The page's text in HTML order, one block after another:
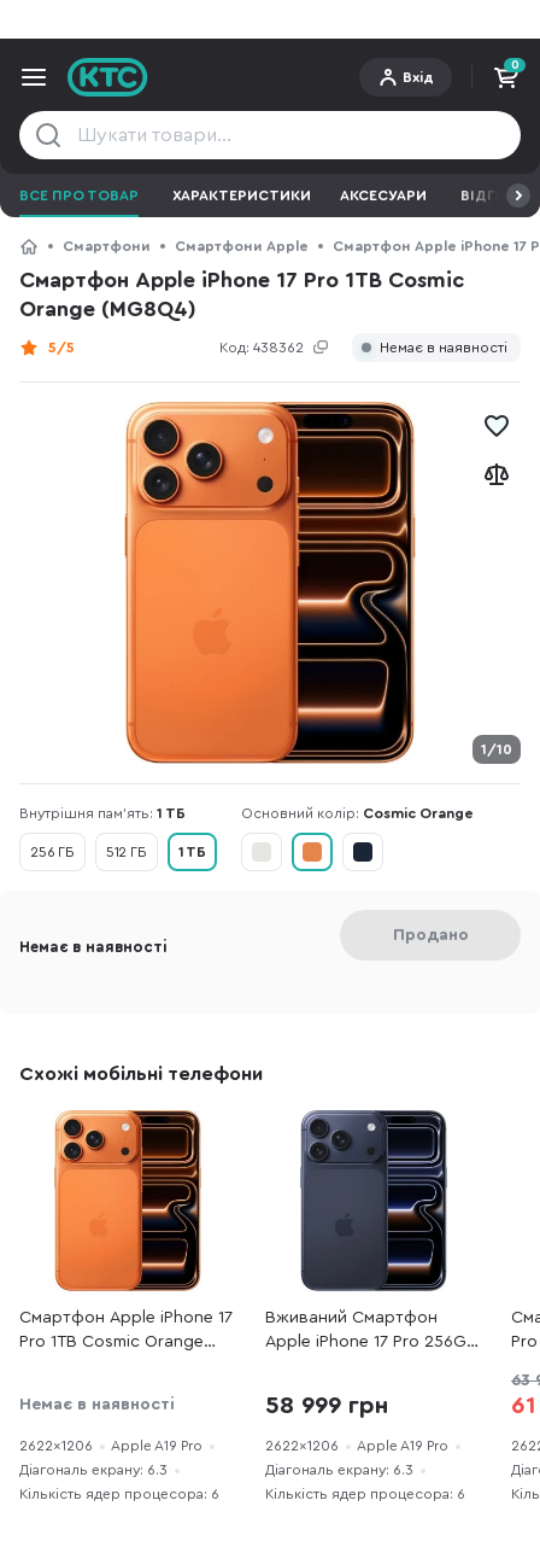
Вхід
0
ВСЕ ПРО ТОВАР ХАРАКТЕРИСТИКИ АКСЕСУАРИ ВІДГУКИ
Смартфони Смартфони Apple Смартфон Apple iPhone 17
Смартфон Apple iPhone 17 Pro 1TB Cosmic
Orange (MG8Q4)
Код: 438362
5/5 Немає в наявності
1/10
Внутрішня пам'ять: 1 ТБ
256 ГБ 512 ГБ 1 ТБ
Основний колір: Cosmic Orange
Немає в наявності
Продано
Схожі мобільні телефони
Смартфон Apple iPhone 17
Pro 1TB Cosmic Orange
Немає в наявності
2622x1206
Apple A19 Pro
Діагональ екрану: 6.3
Кількість ядер процесора: 6
Вживаний Смартфон
Apple iPhone 17 Pro 256GB
практично новий
58 999 грн
2622x1206
Apple A19 Pro
Діагональ екрану: 6.3
Кількість ядер процесора: 6
63